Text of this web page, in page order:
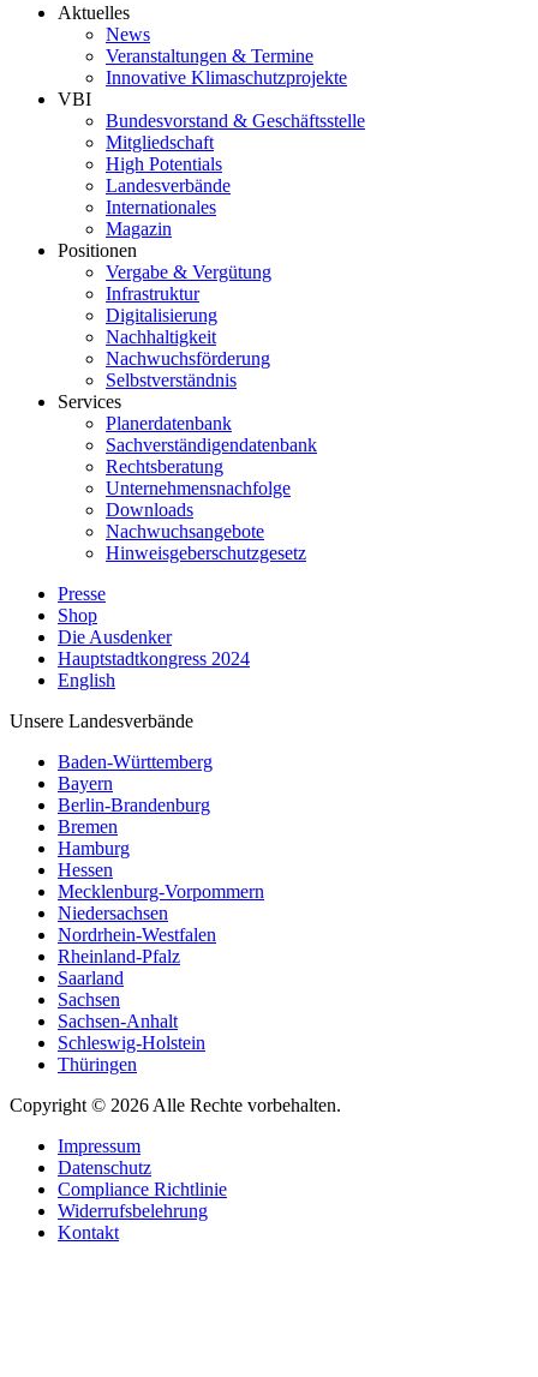
Aktuelles
News
Veranstaltungen & Termine
Innovative Klimaschutzprojekte
VBI
Bundesvorstand & Geschäftsstelle
Mitgliedschaft
High Potentials
Landesverbände
Internationales
Magazin
Positionen
Vergabe & Vergütung
Infrastruktur
Digitalisierung
Nachhaltigkeit
Nachwuchsförderung
Selbstverständnis
Services
Planerdatenbank
Sachverständigendatenbank
Rechtsberatung
Unternehmensnachfolge
Downloads
Nachwuchsangebote
Hinweisgeberschutzgesetz
Presse
Shop
Die Ausdenker
Hauptstadtkongress 2024
English
Unsere Landesverbände
Baden-Württemberg
Bayern
Berlin-Brandenburg
Bremen
Hamburg
Hessen
Mecklenburg-Vorpommern
Niedersachsen
Nordrhein-Westfalen
Rheinland-Pfalz
Saarland
Sachsen
Sachsen-Anhalt
Schleswig-Holstein
Thüringen
Copyright © 2026 Alle Rechte vorbehalten.
Impressum
Datenschutz
Compliance Richtlinie
Widerrufsbelehrung
Kontakt